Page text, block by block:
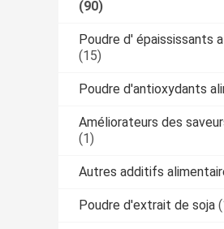
(90)
Poudre d' épaississants
(15)
Poudre d'antioxydants
Améliorateurs des
(1)
Autres additifs
Poudre d'extrait de soja